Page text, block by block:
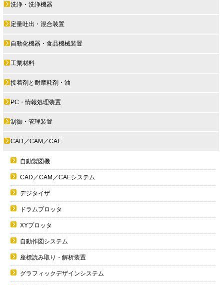
洗浄・洗浄機器
定量吐出・混合装置
自動化機器・食品機械装置
工業材料
接着剤と耐摩耗剤・油
PC・情報処理装置
制御・管理装置
CAD／CAM／CAE
自動製図機
CAD／CAM／CAEシステム
デジタイザ
ドラムプロッタ
XYプロッタ
自動作図システム
座標読み取り・解析装置
グラフィックデザインシステム